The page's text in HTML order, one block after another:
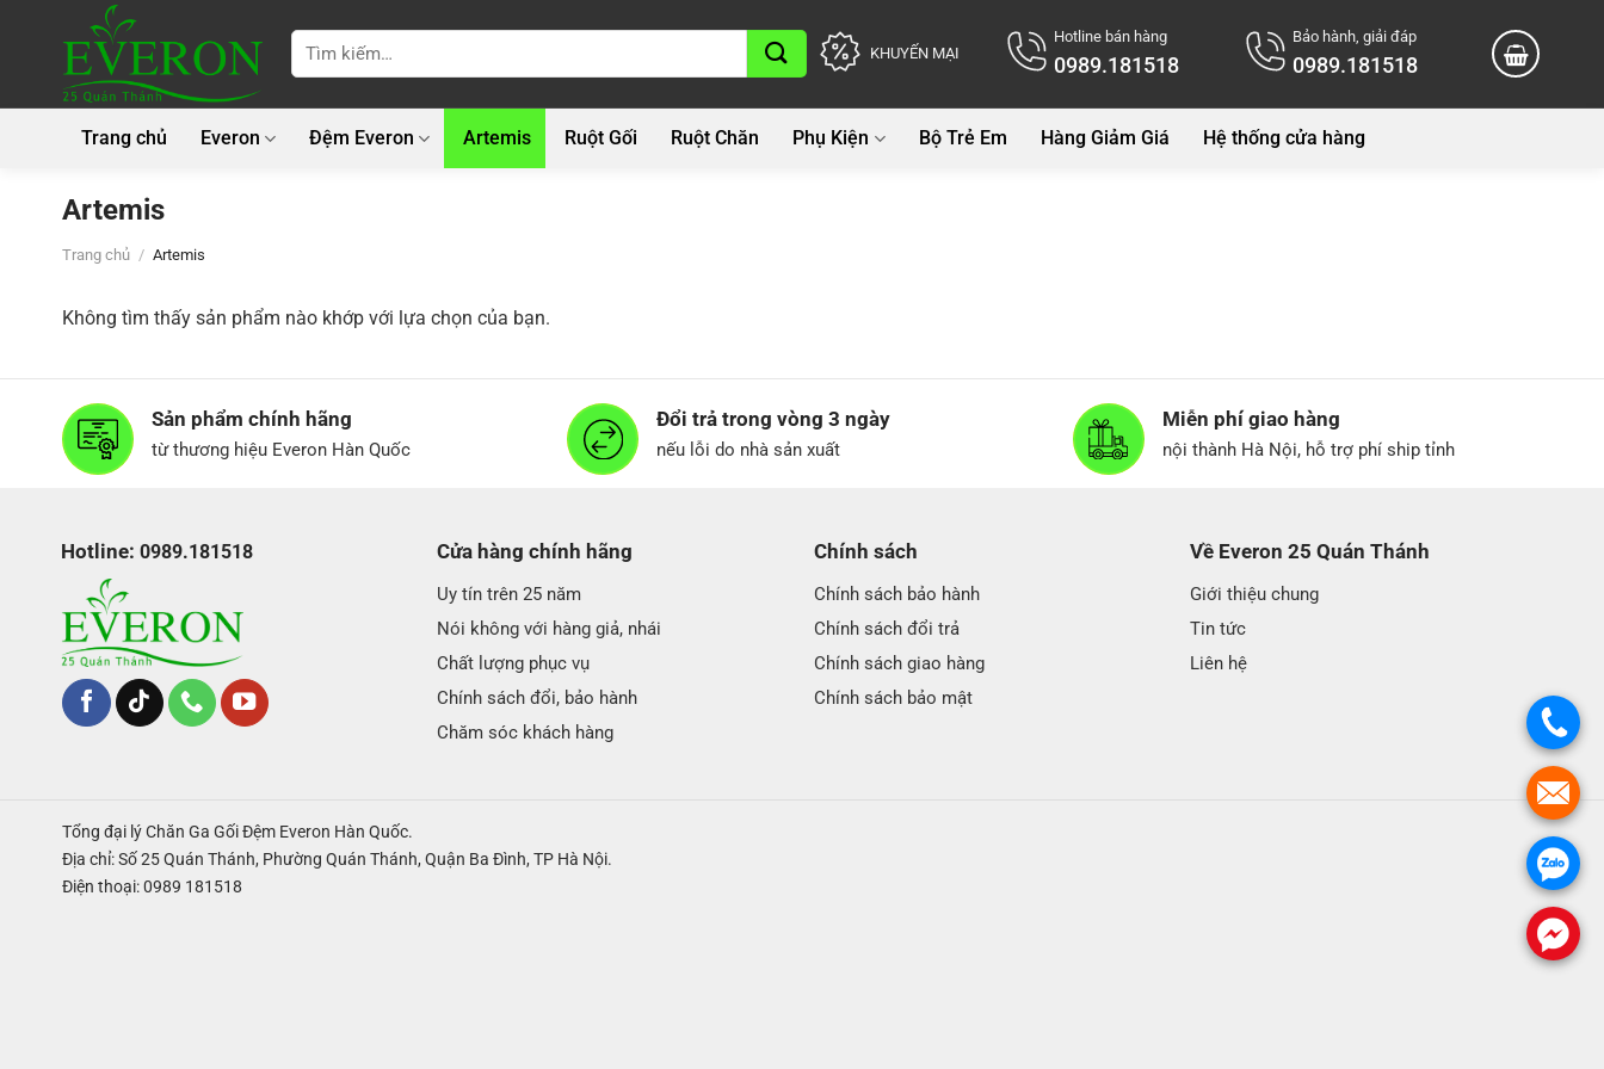
dung
Tìm
kiếm:
KHUYẾN MẠI
Hotline bán hàng
0989.181518
Bảo hành, giải đáp
0989.181518
Trang chủ Everon Đệm Everon Artemis Ruột Gối Ruột Chăn Phụ Kiện Bộ Trẻ Em Hàng Giảm Giá Hệ thống cửa hàng
Artemis
Trang chủ / Artemis
Không tìm thấy sản phẩm nào khớp với lựa chọn của bạn.
Sản phẩm chính hãng
từ thương hiệu Everon Hàn Quốc
Đổi trả trong vòng 3 ngày
nếu lỗi do nhà sản xuất
Miễn phí giao hàng
nội thành Hà Nội, hỗ trợ phí ship tỉnh
Hotline: 0989.181518 Cửa hàng chính hãng
Uy tín trên 25 năm
Nói không với hàng giả, nhái
Chất lượng phục vụ
Chính sách đổi, bảo hành
Chăm sóc khách hàng
Chính sách
Chính sách bảo hành
Chính sách đổi trả
Chính sách giao hàng
Chính sách bảo mật
Về Everon 25 Quán Thánh
Giới thiệu chung
Tin tức
Liên hệ
Tổng đại lý Chăn Ga Gối Đệm Everon Hàn Quốc.
Địa chỉ: Số 25 Quán Thánh, Phường Quán Thánh, Quận Ba Đình, TP Hà Nội.
Điện thoại: 0989 181518
.
.
.
.